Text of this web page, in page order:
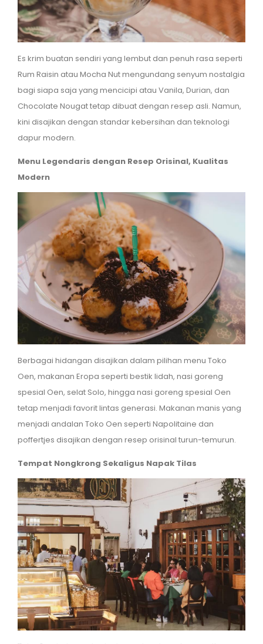
Es krim buatan sendiri yang lembut dan penuh rasa seperti
Rum Raisin atau Mocha Nut mengundang senyum nostalgia
bagi siapa saja yang mencicipi atau Vanila, Durian, dan
Chocolate Nougat tetap dibuat dengan resep asli. Namun,
kini disajikan dengan standar kebersihan dan teknologi
dapur modern.
Menu Legendaris dengan Resep Orisinal, Kualitas
Modern
Berbagai hidangan disajikan dalam pilihan menu Toko
Oen, makanan Eropa seperti bestik lidah, nasi goreng
spesial Oen, selat Solo, hingga nasi goreng spesial Oen
tetap menjadi favorit lintas generasi. Makanan manis yang
menjadi andalan Toko Oen seperti Napolitaine dan
poffertjes disajikan dengan resep orisinal turun-temurun.
Tempat Nongkrong Sekaligus Napak Tilas